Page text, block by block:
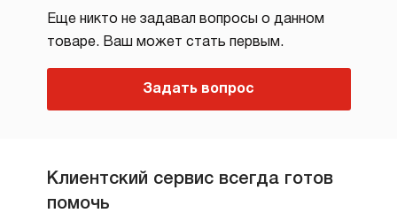
Еще никто не задавал вопросы о данном
товаре. Ваш может стать первым.
Задать вопрос
Клиентский сервис всегда готов
помочь